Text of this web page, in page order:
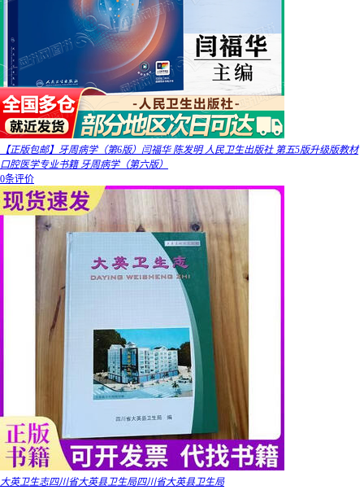
【正版包邮】牙周病学（第6版）闫福华 陈发明 人民卫生出版社 第五5版升级版教材
口腔医学专业书籍 牙周病学（第六版）
0条评价
大英卫生志四川省大英县卫生局四川省大英县卫生局